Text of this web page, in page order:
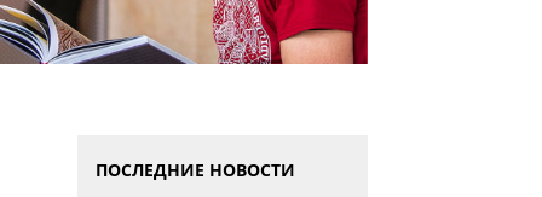
ПОСЛЕДНИЕ НОВОСТИ